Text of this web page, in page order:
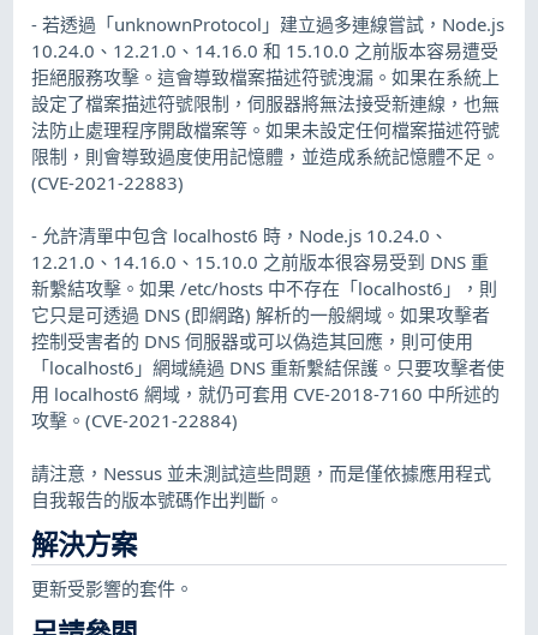
- 若透過「unknownProtocol」建立過多連線嘗試，Node.js
10.24.0、12.21.0、14.16.0 和 15.10.0 之前版本容易遭受
拒絕服務攻擊。這會導致檔案描述符號洩漏。如果在系統上
設定了檔案描述符號限制，伺服器將無法接受新連線，也無
法防止處理程序開啟檔案等。如果未設定任何檔案描述符號
限制，則會導致過度使用記憶體，並造成系統記憶體不足。
(CVE-2021-22883)
- 允許清單中包含 localhost6 時，Node.js 10.24.0、
12.21.0、14.16.0、15.10.0 之前版本很容易受到 DNS 重
新繫結攻擊。如果 /etc/hosts 中不存在「localhost6」，則
它只是可透過 DNS (即網路) 解析的一般網域。如果攻擊者
控制受害者的 DNS 伺服器或可以偽造其回應，則可使用
「localhost6」網域繞過 DNS 重新繫結保護。只要攻擊者使
用 localhost6 網域，就仍可套用 CVE-2018-7160 中所述的
攻擊。(CVE-2021-22884)
請注意，Nessus 並未測試這些問題，而是僅依據應用程式
自我報告的版本號碼作出判斷。
解決方案
更新受影響的套件。